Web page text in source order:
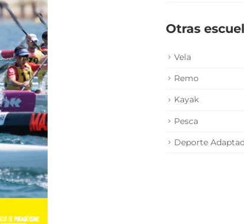
Otras
Vela
Remo
Kayak
Pesca
Deporte